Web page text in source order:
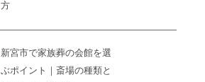
方
新宮市で家族葬の会館を選
ぶポイント｜斎場の種類と